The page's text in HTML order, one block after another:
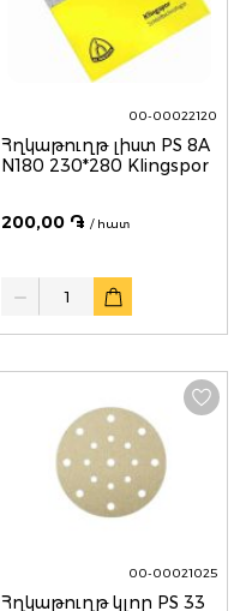
00-00022120
Հղկաթուղթ լիստ PS 8A
N180 230*280 Klingspor
200,00 ֏ / հատ
Quantity
00-00021025
Հղկաթուղթ կլոր PS 33